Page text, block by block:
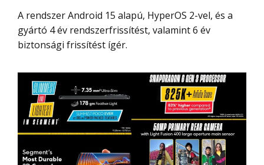
A rendszer Android 15 alapú, HyperOS 2-vel, és a
gyártó 4 év rendszerfrissítést, valamint 6 év
biztonsági frissítést ígér.